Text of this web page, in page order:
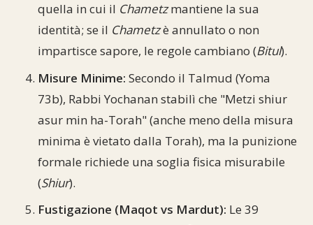
quella in cui il Chametzmantiene la sua
identità; se il Chametzè annullato o non
impartisce sapore, le regole cambiano (Bitul).
Misure Minime: Secondo il Talmud (Yoma
73b), Rabbi Yochanan stabilì che "Metzi shiur
asur min ha-Torah" (anche meno della misura
minima è vietato dalla Torah), ma la punizione
formale richiede una soglia fisica misurabile
(Shiur).
Fustigazione (Maqot vs Mardut): Le 39